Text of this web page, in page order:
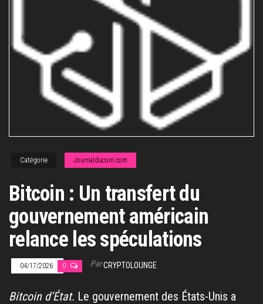
Catégorie Journalducoin.com
Bitcoin : Un transfert du
gouvernement américain
relance les spéculations
04/17/2026 0 ParCRYPTOLOUNGE
Bitcoin d’État. Le gouvernement des États-Unis a